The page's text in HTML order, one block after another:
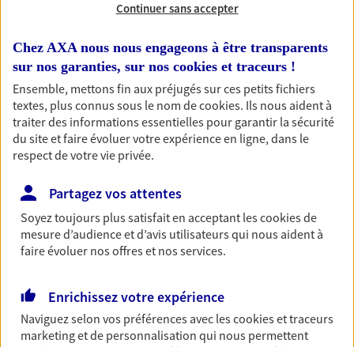
Nos offres phares
Épargne
immobilier, études des enfants ou voyage autour
du monde… Épargnez à votre rythme et
simplement, selon votre profil.
Préparez sereinement ce nouveau chapitre de
votre vie avec les conseils d'un expert. Découvrez
notre solution PER (Plan Epargne Retraite)
Continuer sans accepter
Chez AXA nous nous engageons à être transparents
sur nos garanties, sur nos cookies et traceurs !
Ensemble, mettons fin aux préjugés sur ces petits fichiers
textes, plus connus sous le nom decookies. Ils nous aident à
traiter des informations essentielles pour garantir la sécurité
du site et faire évoluer votre expérience en ligne, dans le
respect de votre vie privée.
Partagez vos attentes
Soyez toujours plus satisfait en acceptant lescookiesde
mesure d’audience et d’avis utilisateurs qui nous aident à
faire évoluer nos offres et nos services.
Enrichissez votre expérience
Naviguez selon vos préférences avec lescookies et traceurs
marketing et de personnalisation qui nous permettent